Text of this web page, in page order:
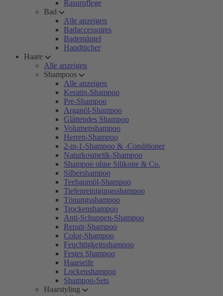
Rasurpflege
Bad
Alle anzeigen
Badaccessoires
Bademäntel
Handtücher
Haare
Alle anzeigen
Shampoos
Alle anzeigen
Keratin-Shampoo
Pre-Shampoo
Arganöl-Shampoo
Glättendes Shampoo
Volumenshampoo
Herren-Shampoo
2-in-1-Shampoo & -Conditioner
Naturkosmetik-Shampoo
Shampoo ohne Silikone & Co.
Silbershampoo
Teebaumöl-Shampoo
Tiefenreinigungsshampoo
Tönungsshampoo
Trockenshampoo
Anti-Schuppen-Shampoo
Repair-Shampoo
Color-Shampoo
Feuchtigkeitsshampoo
Festes Shampoo
Haarseife
Lockenshampoo
Shampoo-Sets
Haarstyling